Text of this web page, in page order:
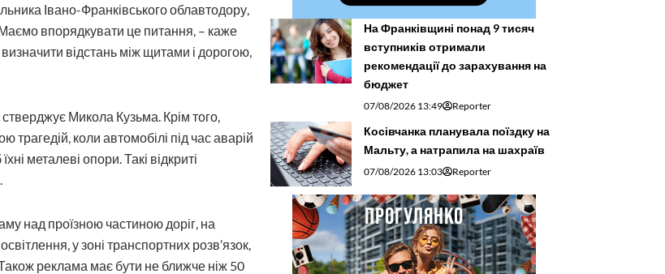
Івано-Франківського облавтодору,
впорядкувати це питання, – каже
відстань між щитами і дорогою,
Микола Кузьма. Крім того,
трагедій, коли автомобілі під час аварій
металеві опори. Такі відкриті
над проїзною частиною доріг, на
у зоні транспортних розв’язок,
реклама має бути не ближче ніж 50
На Франківщині понад 9 тисяч
вступників отримали
рекомендації до зарахування на
бюджет
07/08/2026 13:49 Reporter
Косівчанка планувала поїздку на
Мальту, а натрапила на шахраїв
07/08/2026 13:03 Reporter